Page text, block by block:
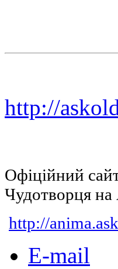
http://
Офіційний
Чудотворця на
http://
E-mail